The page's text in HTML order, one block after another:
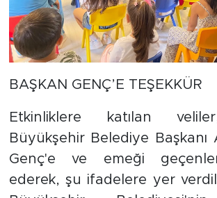
BAŞKAN GENÇ’E TEŞEKKÜR
Etkinliklere katılan
Büyükşehir Belediye Başkanı
Genç'e ve emeği
ederek, şu ifadelere yer